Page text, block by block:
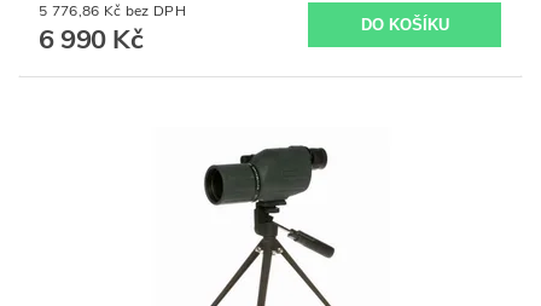
5 776,86 Kč bez DPH
6 990 Kč